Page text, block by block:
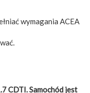
wymagania ACEA
CDTI. Samochód jest